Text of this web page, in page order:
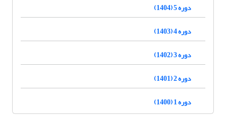
دوره 5 (1404)
دوره 4 (1403)
دوره 3 (1402)
دوره 2 (1401)
دوره 1 (1400)